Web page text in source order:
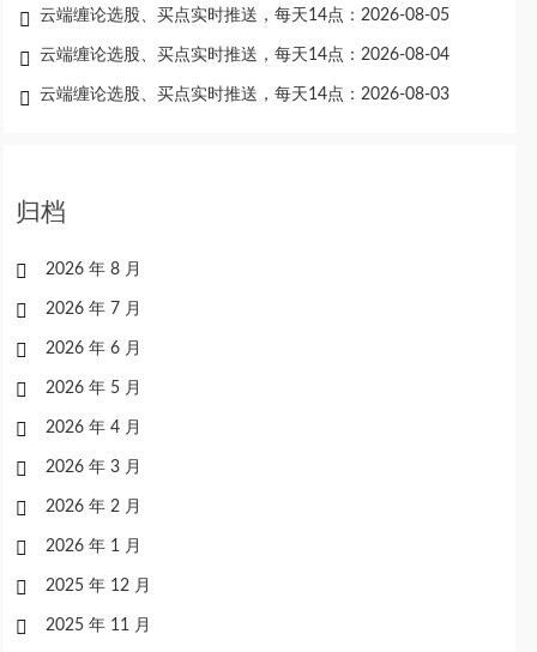
云端缠论选股、买点实时推送，每天14点：2026-08-05
云端缠论选股、买点实时推送，每天14点：2026-08-04
云端缠论选股、买点实时推送，每天14点：2026-08-03
归档
2026 年 8 月
2026 年 7 月
2026 年 6 月
2026 年 5 月
2026 年 4 月
2026 年 3 月
2026 年 2 月
2026 年 1 月
2025 年 12 月
2025 年 11 月